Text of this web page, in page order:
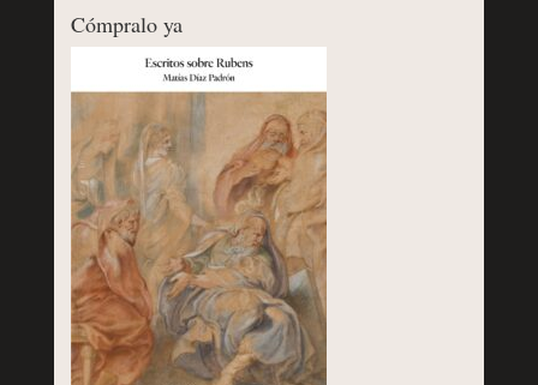
Cómpralo ya